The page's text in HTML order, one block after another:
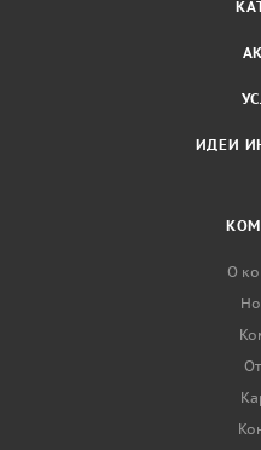
ИДЕИ
О